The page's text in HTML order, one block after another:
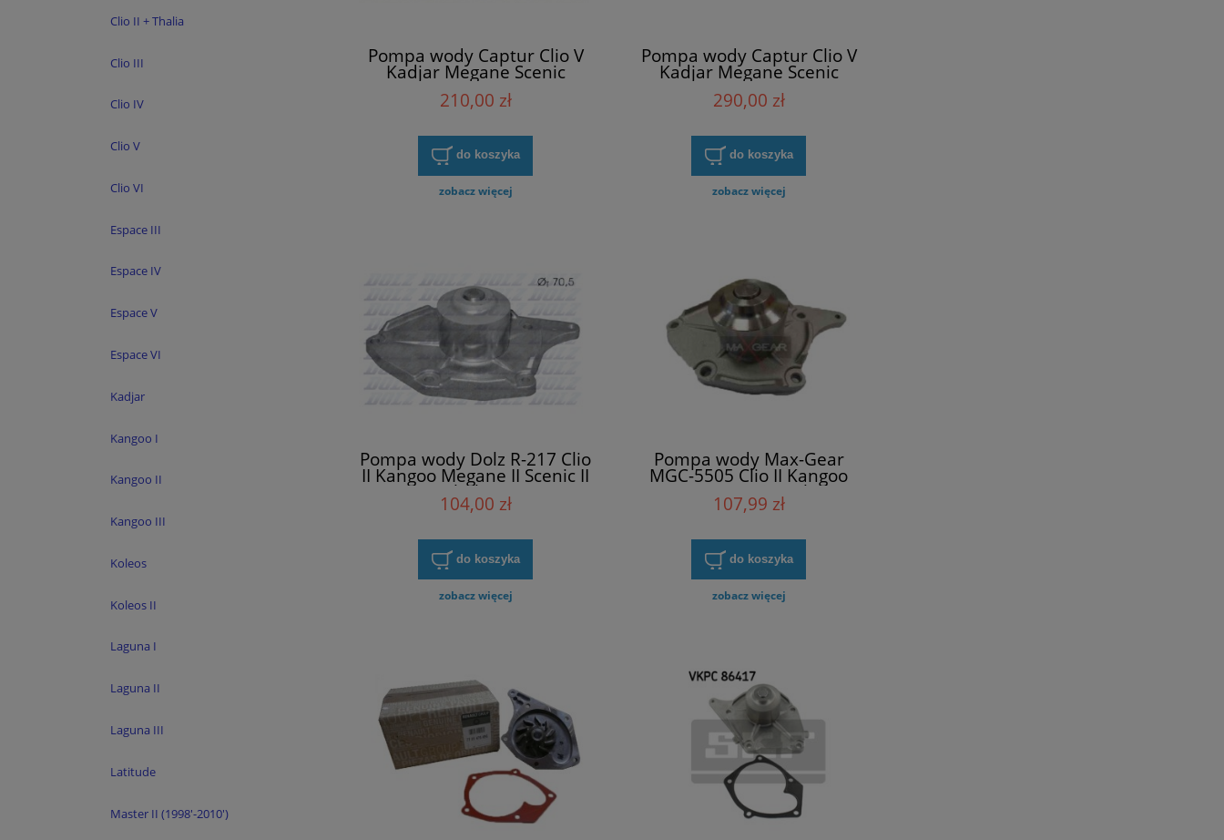
Clio II + Thalia
Clio III
Clio IV
Clio V
Clio VI
Espace III
Espace IV
Espace V
Espace VI
Kadjar
Kangoo I
Kangoo II
Kangoo III
Koleos
Koleos II
Laguna I
Laguna II
Laguna III
Latitude
Master II (1998'-2010')
Pompa wody Captur Clio V
Kadjar Megane Scenic
Talisman 1.3 TCe Dolz R241
210,00 zł
do koszyka
zobacz więcej
Pompa wody Captur Clio V
Kadjar Megane Scenic
Talisman 1.3 TCe Renault
210109404R
290,00 zł
do koszyka
zobacz więcej
Pompa wody Dolz R-217 Clio
II Kangoo Megane II Scenic II
Thalia II
104,00 zł
do koszyka
zobacz więcej
Pompa wody Max-Gear
MGC-5505 Clio II Kangoo
Megane II Scenic II Thalia II
107,99 zł
do koszyka
zobacz więcej